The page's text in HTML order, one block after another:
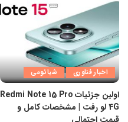
اخبار فناوری شیائومی
اولین جزئیات Redmi Note 15 Pro
4G لو رفت | مشخصات کامل و